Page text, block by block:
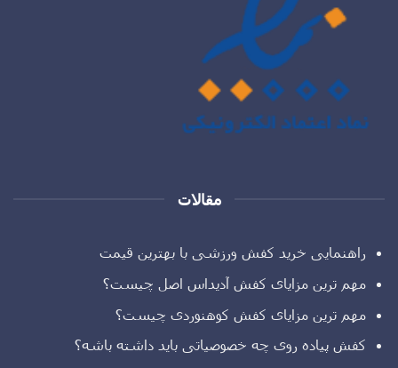
مقالات
راهنمایی خرید کفش ورزشی با بهترین قیمت
مهم ترین مزایای کفش آدیداس اصل چیست؟
مهم ترین مزایای کفش کوهنوردی چیست؟
کفش پیاده روی چه خصوصیاتی باید داشته باشه؟